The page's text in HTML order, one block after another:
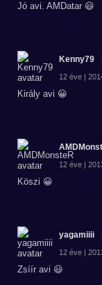
Jó avi. AMDatar 😃
Kenny79
12 éve |
Király avi 😀
12 éve |
Köszi 😀
yagamiiii
12 éve |
Zsíír avi 😃